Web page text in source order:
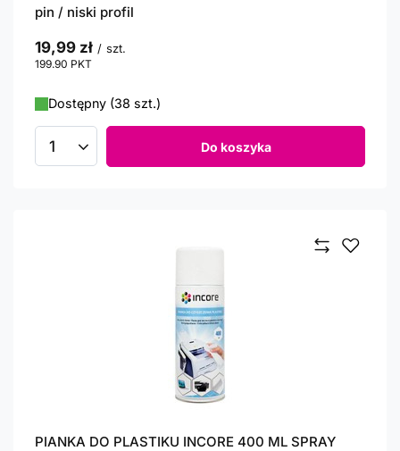
pin / niski profil
19,99 zł / szt.
199.90 PKT
Dostępny (38 szt.)
Ilość produktów Do koszyka
PIANKA DO PLASTIKU INCORE 400 ML SPRAY